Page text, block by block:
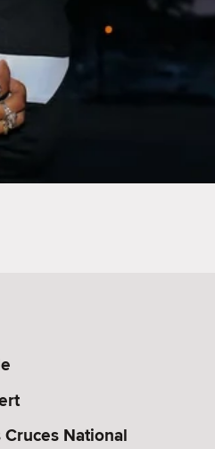
National